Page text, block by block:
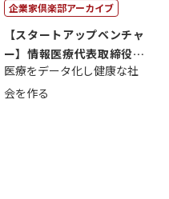
企業家倶楽部アーカイブ
【スタートアップベンチャ
ー】情報医療代表取締役
原 聖吾
医療をデータ化し健康な社
会を作る